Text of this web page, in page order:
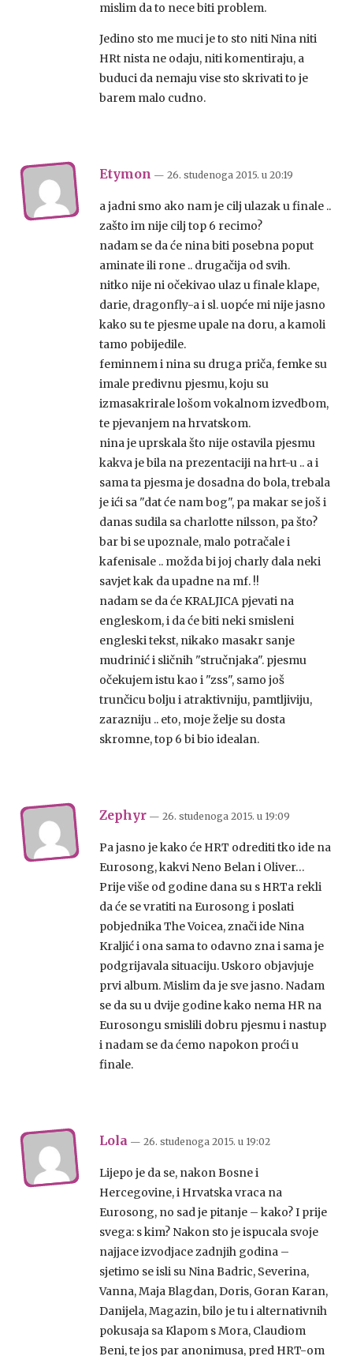
mislim da to nece biti problem.
Jedino sto me muci je to sto niti Nina niti
HRt nista ne odaju, niti komentiraju, a
buduci da nemaju vise sto skrivati to je
barem malo cudno.
Etymon — 26. studenoga 2015. u 20:19
a jadni smo ako nam je cilj ulazak u finale ..
zašto im nije cilj top 6 recimo?
nadam se da će nina biti posebna poput
aminate ili rone .. drugačija od svih.
nitko nije ni očekivao ulaz u finale klape,
darie, dragonfly-a i sl. uopće mi nije jasno
kako su te pjesme upale na doru, a kamoli
tamo pobijedile.
feminnem i nina su druga priča, femke su
imale predivnu pjesmu, koju su
izmasakrirale lošom vokalnom izvedbom,
te pjevanjem na hrvatskom.
nina je uprskala što nije ostavila pjesmu
kakva je bila na prezentaciji na hrt-u .. a i
sama ta pjesma je dosadna do bola, trebala
je ići sa "dat će nam bog", pa makar se još i
danas sudila sa charlotte nilsson, pa što?
bar bi se upoznale, malo potračale i
kafenisale .. možda bi joj charly dala neki
savjet kak da upadne na mf. !!
nadam se da će KRALJICA pjevati na
engleskom, i da će biti neki smisleni
engleski tekst, nikako masakr sanje
mudrinić i sličnih "stručnjaka". pjesmu
očekujem istu kao i "zss", samo još
trunčicu bolju i atraktivniju, pamtljiviju,
zarazniju .. eto, moje želje su dosta
skromne, top 6 bi bio idealan.
Zephyr — 26. studenoga 2015. u 19:09
Pa jasno je kako će HRT odrediti tko ide na
Eurosong, kakvi Neno Belan i Oliver…
Prije više od godine dana su s HRTa rekli
da će se vratiti na Eurosong i poslati
pobjednika The Voicea, znači ide Nina
Kraljić i ona sama to odavno zna i sama je
podgrijavala situaciju. Uskoro objavjuje
prvi album. Mislim da je sve jasno. Nadam
se da su u dvije godine kako nema HR na
Eurosongu smislili dobru pjesmu i nastup
i nadam se da ćemo napokon proći u
finale.
Lola — 26. studenoga 2015. u 19:02
Lijepo je da se, nakon Bosne i
Hercegovine, i Hrvatska vraca na
Eurosong, no sad je pitanje – kako? I prije
svega: s kim? Nakon sto je ispucala svoje
najjace izvodjace zadnjih godina –
sjetimo se isli su Nina Badric, Severina,
Vanna, Maja Blagdan, Doris, Goran Karan,
Danijela, Magazin, bilo je tu i alternativnih
pokusaja sa Klapom s Mora, Claudiom
Beni, te jos par anonimusa, pred HRT-om